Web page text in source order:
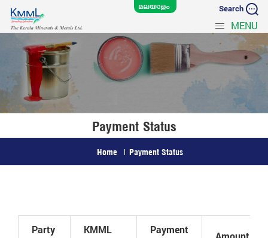
Search
MENU
Payment Status
Home Payment Status
Party
KMML
Payment